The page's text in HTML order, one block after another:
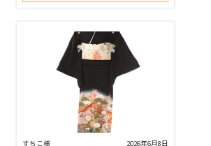
すちこ様 2026年6月8日